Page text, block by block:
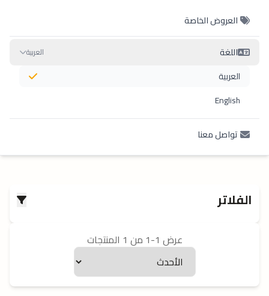
العروض الخاصة
اللغة العربية
العربية
English
تواصل معنا
الفلاتر
عرض 1-1 من 1 المنتجات